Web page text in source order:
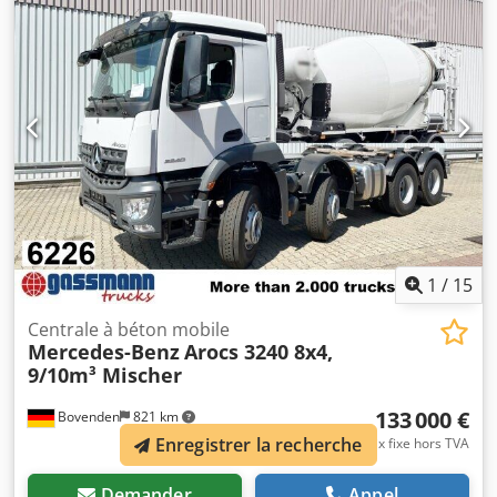
combinée lames-pneumatique, réservoir en aluminium,
faible niveau sonore G1, trappe de toit, vignette
environnement verte. Empattement : 3 600 mm.
Carrosserie : ensemble complet avec semi-remorque
malaxeur à béton STETTER AM10FHAC d'environ 10 m³,
MAN HydroDrive, boîte de vitesses ZF 16 S 222 OD, MAN
BrakeMatic, cabine M. L'offre concerne le train complet,
composé du tracteur 85629 et de la semi-remorque 85636 !
Dedpfx Ajvy A I Ssktsck Kilométrage : 303 725 !
ACCESSOIRES SANS GARANTIE, modifications, vente
intermédiaire et erreurs réservées !
1 / 15
Bovenden 821 km
Centrale à béton mobile
Mercedes-BenzArocs 3240 8x4,
9/10m³ Mischer
133 000 €
prix fixe hors TVA
Enregistrer la recherche